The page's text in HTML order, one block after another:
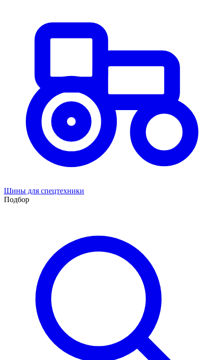
Шины для спецтехники
Подбор